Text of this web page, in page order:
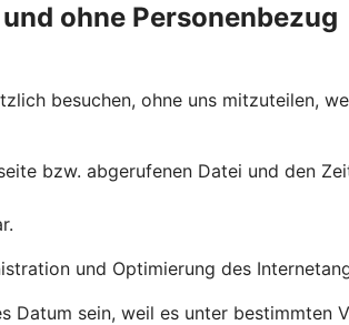
ohne Personenbezug
besuchen, ohne uns mitzuteilen,
bzw. abgerufenen Datei und den
und Optimierung des
Datum sein, weil es unter